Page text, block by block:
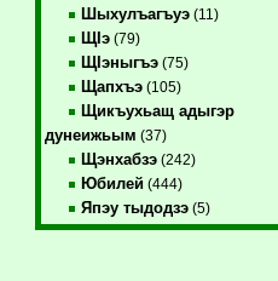
Шыхулъагъуэ(11)
ЩIэ(79)
ЩIэныгъэ(75)
Щапхъэ(105)
Щикъухьащ адыгэр
дунеижьым (37)
Щэнхабзэ(242)
Юбилей(444)
Япэу тыдодзэ(5)